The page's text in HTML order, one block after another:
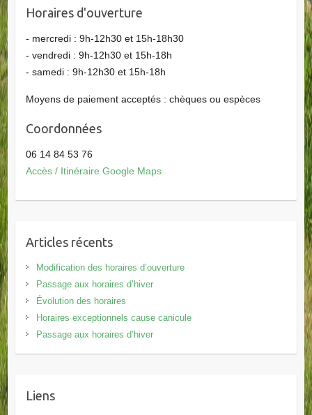
Horaires d'ouverture
- mercredi : 9h-12h30 et 15h-18h30
- vendredi : 9h-12h30 et 15h-18h
- samedi : 9h-12h30 et 15h-18h
Moyens de paiement acceptés : chèques ou espèces
Coordonnées
06 14 84 53 76
Accès / Itinéraire Google Maps
Articles récents
Modification des horaires d’ouverture
Passage aux horaires d’hiver
Évolution des horaires
Horaires exceptionnels cause canicule
Passage aux horaires d’hiver
Liens